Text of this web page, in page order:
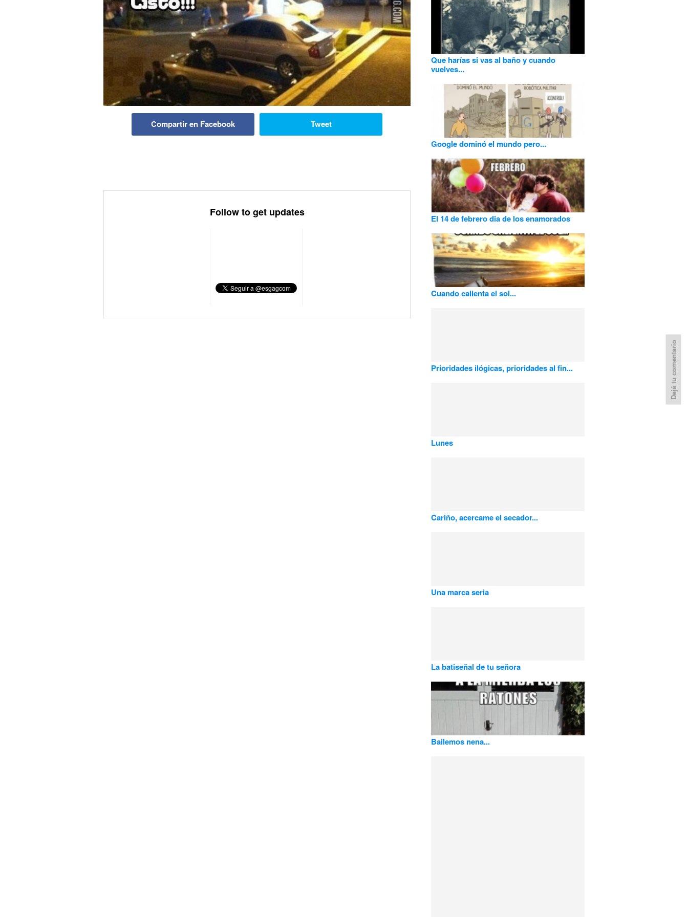
Compartir en Facebook Tweet
Follow to get updates
Que harías si vas al baño y cuando
vuelves...
Google dominó el mundo pero...
El 14 de febrero dia de los enamorados
Cuando calienta el sol...
Prioridades ilógicas, prioridades al fin...
Lunes
Cariño, acercame el secador...
Una marca seria
La batiseñal de tu señora
Bailemos nena...
Dejá tu comentario